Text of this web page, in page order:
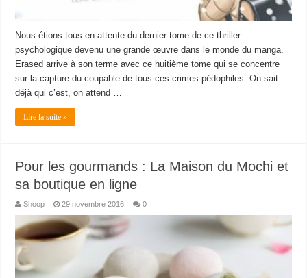
Nous étions tous en attente du dernier tome de ce thriller
psychologique devenu une grande œuvre dans le monde du manga.
Erased arrive à son terme avec ce huitième tome qui se concentre
sur la capture du coupable de tous ces crimes pédophiles. On sait
déjà qui c’est, on attend …
Lire la suite »
Pour les gourmands : La Maison du Mochi et
sa boutique en ligne
Shoop 29 novembre 2016 0